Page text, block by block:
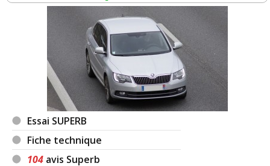
Essai SUPERB
Fiche technique
104 avis Superb